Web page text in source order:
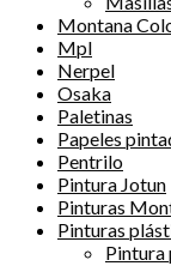
Montana
Mpl
Nerpel
Osaka
Paletinas
Papeles
Pentrilo
Pintura Jotun
Pinturas
Pinturas
Pintura